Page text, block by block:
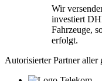
Wir
investiert
Fahrzeuge,
erfolgt.
Autorisierter Partner